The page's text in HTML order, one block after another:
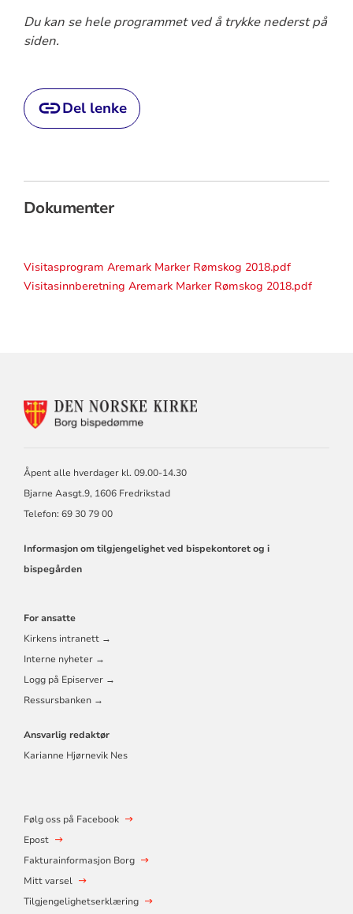
Du kan se hele programmet ved å trykke nederst på
siden.
Del lenke
Dokumenter
Visitasprogram Aremark Marker Rømskog 2018.pdf
Visitasinnberetning Aremark Marker Rømskog 2018.pdf
KONTAKTINFORMASJON
Åpent alle hverdager kl. 09.00-14.30
Bjarne Aasgt.9, 1606 Fredrikstad
Telefon: 69 30 79 00
Informasjon om tilgjengelighet ved bispekontoret og i
bispegården
For ansatte
Kirkens intranett →
Interne nyheter →
Logg på Episerver →
Ressursbanken →
Ansvarlig redaktør
Karianne Hjørnevik Nes
Følg oss på Facebook
Epost
Fakturainformasjon Borg
Mitt varsel
Tilgjengelighetserklæring